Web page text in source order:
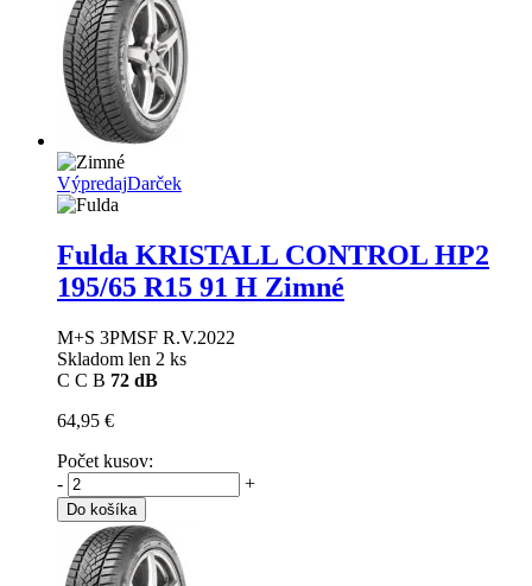
VýpredajDarček
Fulda KRISTALL CONTROL HP2
195/65 R15 91 H Zimné
M+S 3PMSF R.V.2022
Skladom len 2 ks
C C B 72 dB
64,95 €
Počet kusov:
-
+
Do košíka